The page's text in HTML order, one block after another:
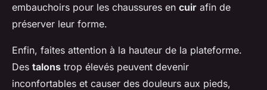
embauchoirs pour les chaussures en cuir afin de
préserver leur forme.
Enfin, faites attention à la hauteur de la plateforme.
Des talons trop élevés peuvent devenir
inconfortables et causer des douleurs aux pieds,